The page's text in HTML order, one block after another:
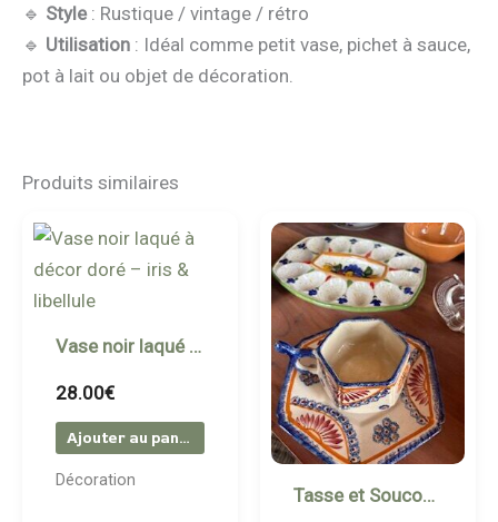
🔹 Style: Rustique / vintage / rétro
🔹 Utilisation : Idéal comme petit vase, pichet à sauce,
pot à lait ou objet de décoration.
Produits similaires
Vase noir laqué à décor doré – iris & libellule
28.00€
Ajouter au panier
Décoration
Tasse et Soucoupe Hexagonales en Céramique Peinte à la Main